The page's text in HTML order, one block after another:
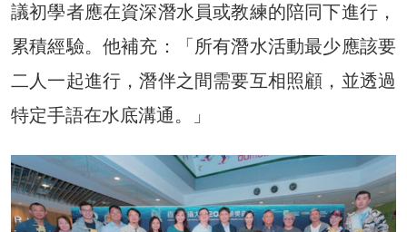
議初學者應在資深潛水員或教練的陪同下進行，
累積經驗。他補充：「所有潛水活動最少應該要
二人一起進行，潛伴之間需要互相照顧，並透過
特定手語在水底溝通。」